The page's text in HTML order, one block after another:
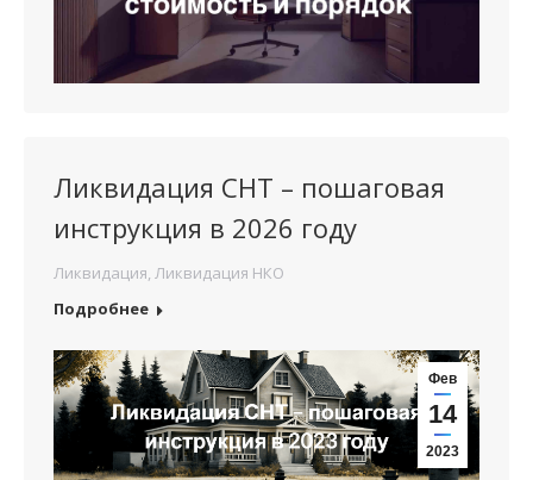
Ликвидация СНТ – пошаговая
инструкция в 2026 году
Ликвидация Ликвидация НКО
Подробнее
Фев
14
2023